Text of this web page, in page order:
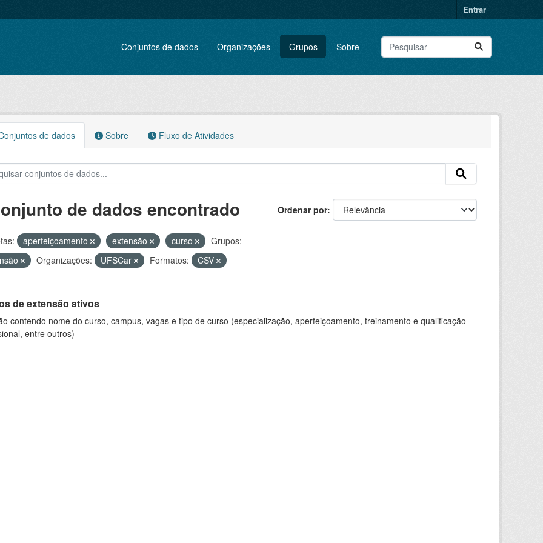
Entrar
Conjuntos de dados Organizações Grupos Sobre
de dados Sobre Fluxo de Atividades
Ordenar por
de dados encontrado
aperfeiçoamento extensão curso
Grupos:
Organizações: UFSCar Formatos: CSV
de extensão ativos
contendo nome do curso, campus, vagas e tipo de curso (especialização, aperfeiçoamento, treinamento e qualificação
entre outros)